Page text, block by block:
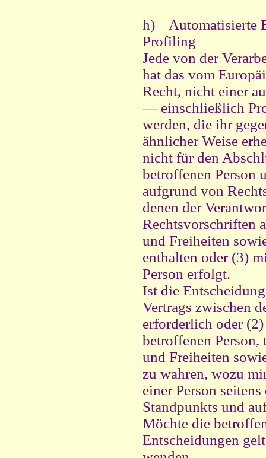
h) Automatisierte
Profiling
Jede von der
hat das vom
Recht, nicht einer
— einschließlich
werden, die ihr
ähnlicher Weise
nicht für den
betroffenen Person
aufgrund von
denen der
Rechtsvorschriften
und Freiheiten
enthalten oder (3)
Person erfolgt.
Ist die
Vertrags zwischen
erforderlich oder
betroffenen Person,
und Freiheiten
zu wahren, wozu
einer Person
Standpunkts und
Möchte die
Entscheidungen